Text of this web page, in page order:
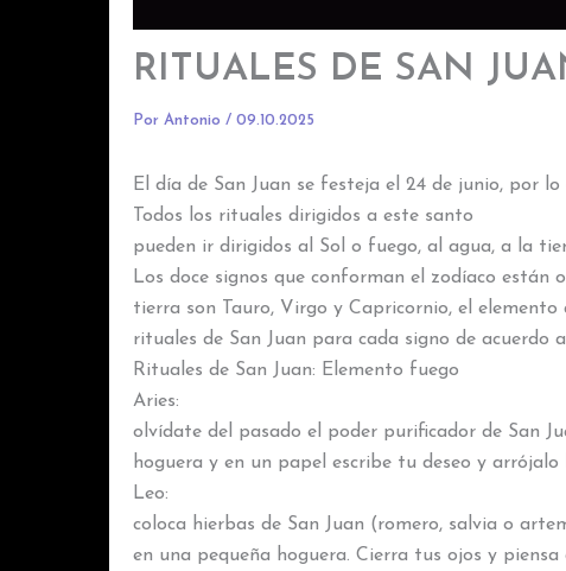
RITUALES DE SAN
Por Antonio / 09.10.2025
El día de San Juan se festeja el 24 de junio, por
Todos los rituales dirigidos a este santo
pueden ir dirigidos al Sol o fuego, al agua, a la
Los doce signos que conforman el zodíaco
tierra son Tauro, Virgo y Capricornio, el elemento
rituales de San Juan para cada signo de acuerdo
Rituales de San Juan: Elemento fuego
Aries:
olvídate del pasado el poder purificador de San
hoguera y en un papel escribe tu deseo y arrójalo
Leo:
coloca hierbas de San Juan (romero, salvia o
en una pequeña hoguera. Cierra tus ojos y